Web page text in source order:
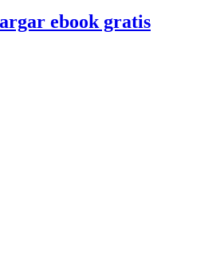
ebook gratis